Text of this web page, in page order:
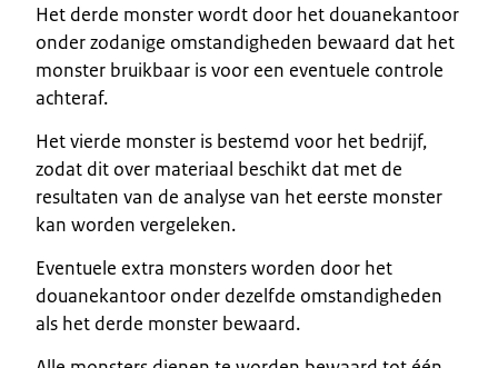
Het derde monster wordt door het douanekantoor
onder zodanige omstandigheden bewaard dat het
monster bruikbaar is voor een eventuele controle
achteraf.
Het vierde monster is bestemd voor het bedrijf,
zodat dit over materiaal beschikt dat met de
resultaten van de analyse van het eerste monster
kan worden vergeleken.
Eventuele extra monsters worden door het
douanekantoor onder dezelfde omstandigheden
als het derde monster bewaard.